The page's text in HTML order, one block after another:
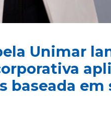
Unimar
baseada em